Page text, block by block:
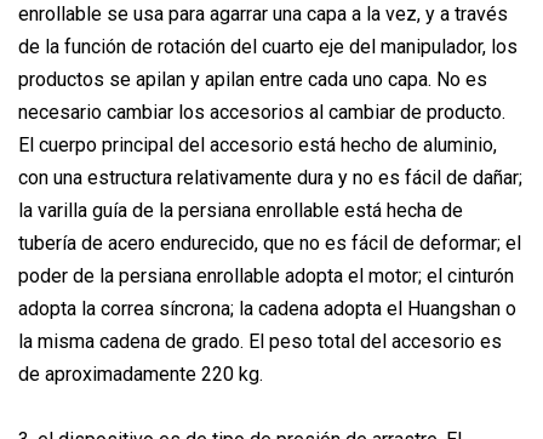
enrollable se usa para agarrar una capa a la vez, y a través
de la función de rotación del cuarto eje del manipulador, los
productos se apilan y apilan entre cada uno capa. No es
necesario cambiar los accesorios al cambiar de producto.
El cuerpo principal del accesorio está hecho de aluminio,
con una estructura relativamente dura y no es fácil de dañar;
la varilla guía de la persiana enrollable está hecha de
tubería de acero endurecido, que no es fácil de deformar; el
poder de la persiana enrollable adopta el motor; el cinturón
adopta la correa síncrona; la cadena adopta el Huangshan o
la misma cadena de grado. El peso total del accesorio es
de aproximadamente 220 kg.